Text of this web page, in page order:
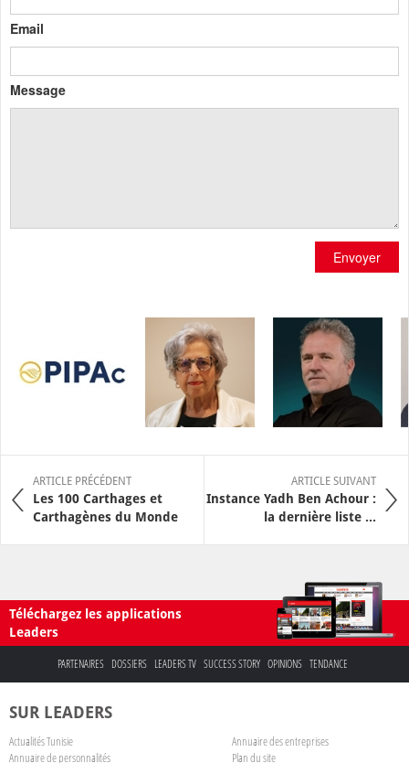
Email
Message
Envoyer
ARTICLE PRÉCÉDENT
Les 100 Carthages et
Carthagènes du Monde
ARTICLE SUIVANT
Instance Yadh Ben Achour :
la dernière liste ...
Téléchargez les applications
Leaders
PARTENAIRES DOSSIERS LEADERS TV SUCCESS STORY OPINIONS TENDANCE
SUR LEADERS
Actualités Tunisie
Annuaire des entreprises
Annuaire de personnalités
Plan du site